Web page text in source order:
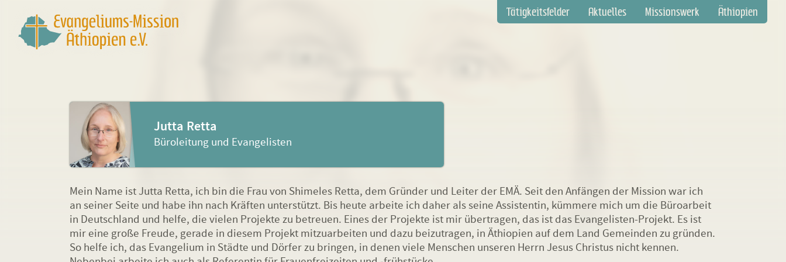
Navigation
überspringen
Tätigkeitsfelder Aktuelles Missionswerk Äthiopien
Jutta Retta
Büroleitung und Evangelisten
Mein Name ist Jutta Retta, ich bin die Frau von Shimeles Retta, dem Gründer und Leiter der EMÄ. Seit den Anfängen der Mission war ich
an seiner Seite und habe ihn nach Kräften unterstützt. Bis heute arbeite ich daher als seine Assistentin, kümmere mich um die Büroarbeit
in Deutschland und helfe, die vielen Projekte zu betreuen. Eines der Projekte ist mir übertragen, das ist das Evangelisten-Projekt. Es ist
mir eine große Freude, gerade in diesem Projekt mitzuarbeiten und dazu beizutragen, in Äthiopien auf dem Land Gemeinden zu gründen.
So helfe ich, das Evangelium in Städte und Dörfer zu bringen, in denen viele Menschen unseren Herrn Jesus Christus nicht kennen.